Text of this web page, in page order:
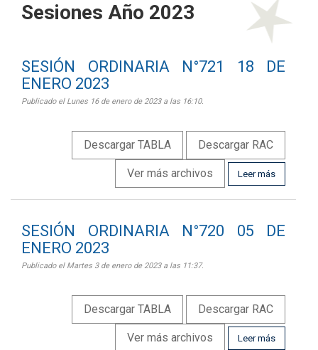
Sesiones Año 2023
SESIÓN ORDINARIA N°721 18 DE
ENERO 2023
Publicado el Lunes 16 de enero de 2023 a las 16:10.
Descargar TABLA Descargar RAC
Ver más archivos Leer más
SESIÓN ORDINARIA N°720 05 DE
ENERO 2023
Publicado el Martes 3 de enero de 2023 a las 11:37.
Descargar TABLA Descargar RAC
Ver más archivos Leer más